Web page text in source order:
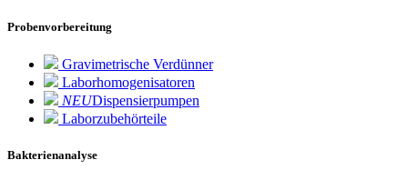
Probenvorbereitung
Gravimetrische Verdünner
Laborhomogenisatoren
NEUDispensierpumpen
Laborzubehörteile
Bakterienanalyse